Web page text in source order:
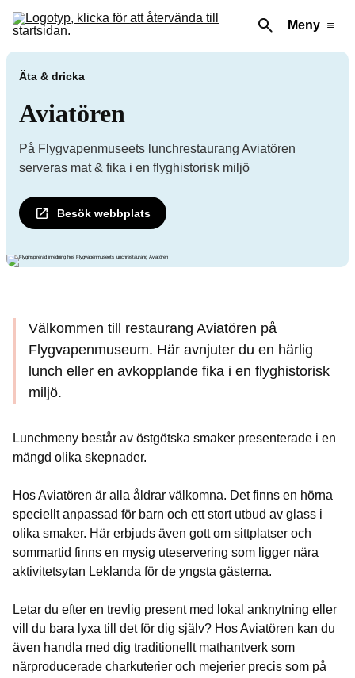
Meny
Äta & dricka
Aviatören
På Flygvapenmuseets lunchrestaurang Aviatören
serveras mat & fika i en flyghistorisk miljö
Besök webbplats
Välkommen till restaurang Aviatören på
Flygvapenmuseum. Här avnjuter du en härlig
lunch eller en avkopplande fika i en flyghistorisk
miljö.
Lunchmeny består av östgötska smaker presenterade i en
mängd olika skepnader.
Hos Aviatören är alla åldrar välkomna. Det finns en hörna
speciellt anpassad för barn och ett stort utbud av glass i
olika smaker. Här erbjuds även gott om sittplatser och
sommartid finns en mysig uteservering som ligger nära
aktivitetsytan Leklanda för de yngsta gästerna.
Letar du efter en trevlig present med lokal anknytning eller
vill du bara lyxa till det för dig själv? Hos Aviatören kan du
även handla med dig traditionellt mathantverk som
närproducerade charkuterier och mejerier precis som på